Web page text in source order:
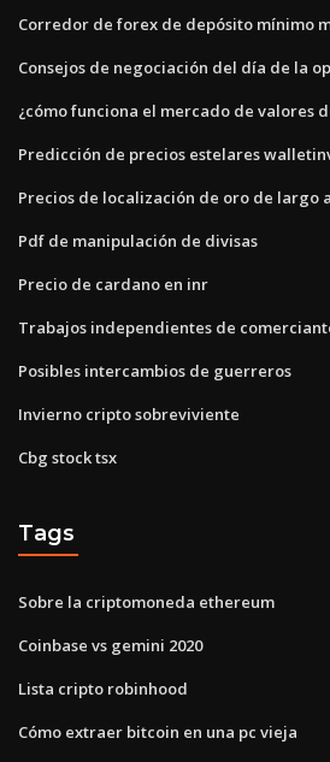
Corredor de forex de depósito mínimo
Consejos de negociación del día de la
¿cómo funciona el mercado de valores
Predicción de precios estelares
Precios de localización de oro de largo
Pdf de manipulación de divisas
Precio de cardano en inr
Trabajos independientes de
Posibles intercambios de guerreros
Invierno cripto sobreviviente
Cbg stock tsx
Tags
Sobre la criptomoneda ethereum
Coinbase vs gemini 2020
Lista cripto robinhood
Cómo extraer bitcoin en una pc vieja